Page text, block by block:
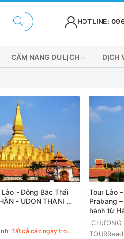
HOTLINE:
CẨM NANG DU LỊCH DỊCH
- Đông Bắc Thái
Ngày 3 đêm bay
Tất cả các ngày trong tuần
Tour Lào
Prabang
hành từ
CHƯƠNG